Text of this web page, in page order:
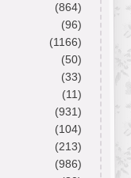
(864)
(96)
(1166)
(50)
(33)
(11)
(931)
(104)
(213)
(986)